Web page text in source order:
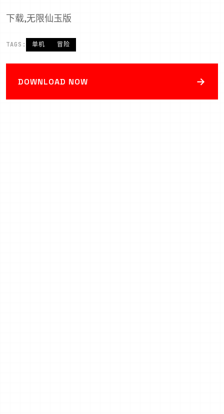
下载,无限仙玉版
TAGS: 单机 冒险
DOWNLOAD NOW →